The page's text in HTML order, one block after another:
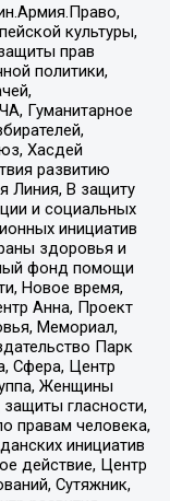
культуры,
прав
политики,
Гуманитарное
Хасдей
развитию
Линия, В защиту
и социальных
инициатив
здоровья и
фонд помощи
Новое время,
Анна, Проект
Мемориал,
Парк
Сфера, Центр
Женщины
гласности,
правам человека,
инициатив
действие, Центр
Сутяжник,